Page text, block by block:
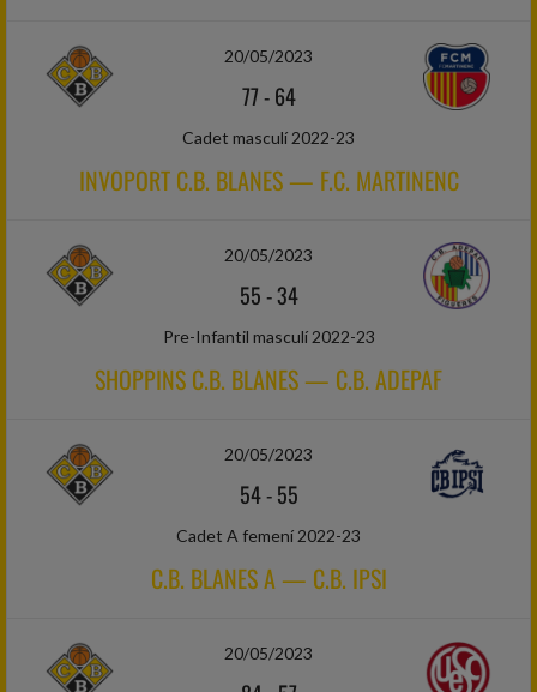
20/05/2023
77-64
Cadet masculí 2022-23
INVOPORT C.B. BLANES — F.C. MARTINENC
20/05/2023
55-34
Pre-Infantil masculí 2022-23
SHOPPINS C.B. BLANES — C.B. ADEPAF
20/05/2023
54-55
Cadet A femení 2022-23
C.B. BLANES A — C.B. IPSI
20/05/2023